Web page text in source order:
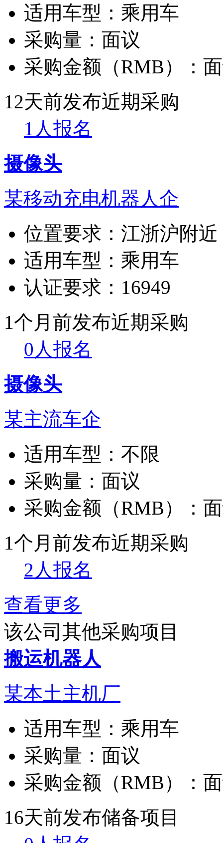
适用车型： 乘用车
采购量： 面议
采购金额（RMB）：
12天前发布近期采购
1人报名
摄像头
某移动充电机器人企
位置要求： 江浙沪附近
适用车型： 乘用车
认证要求： 16949
1个月前发布近期采购
0人报名
摄像头
某主流车企
适用车型： 不限
采购量： 面议
采购金额（RMB）：
1个月前发布近期采购
2人报名
查看更多
该公司其他采购项目
搬运机器人
某本土主机厂
适用车型： 乘用车
采购量： 面议
采购金额（RMB）：
16天前发布储备项目